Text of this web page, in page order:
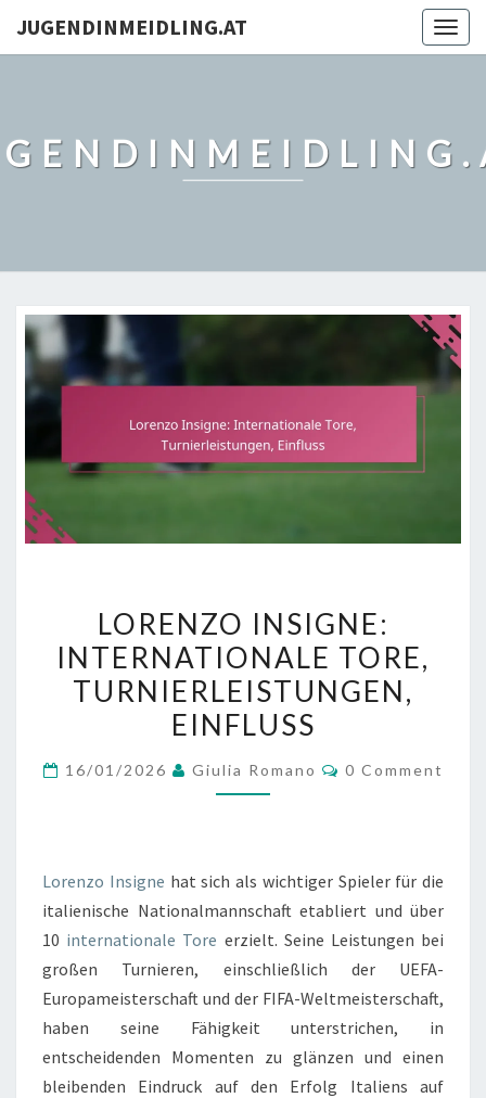
JUGENDINMEIDLING.AT
INSIGNE:
INTERNATIONALE
TORE,
TURNIERLEISTUNGEN,
LORENZO INSIGNE:
INTERNATIONALE TORE,
TURNIERLEISTUNGEN,
EINFLUSS
16/01/2026 Giulia Romano Comments
0 Comment
Lorenzo Insigne hat sich als wichtiger Spieler für die
italienische Nationalmannschaft etabliert und über
10 internationale Tore erzielt. Seine Leistungen bei
großen Turnieren, einschließlich der UEFA-
Europameisterschaft und der FIFA-Weltmeisterschaft,
haben seine Fähigkeit unterstrichen, in
entscheidenden Momenten zu glänzen und einen
bleibenden Eindruck auf den Erfolg Italiens auf